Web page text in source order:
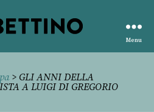
editore
Menu
> GLI ANNI DELLA
A LUIGI DI GREGORIO